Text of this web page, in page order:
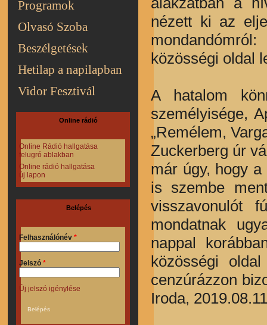
Programok
Olvasó Szoba
Beszélgetések
Hetilap a napilapban
Vidor Fesztivál
Online rádió
Online Rádió hallgatása
felugró ablakban
Online rádió hallgatása
új lapon
Belépés
Felhasználónév *
Jelszó *
Új jelszó igénylése
nézett ki az
közösségi oldal
A hatalom
személyisége,
„Remélem,
Zuckerberg úr
már úgy, hogy
is szembe
visszavonulót
mondatnak
nappal
közösségi
cenzúrázzon
Iroda,